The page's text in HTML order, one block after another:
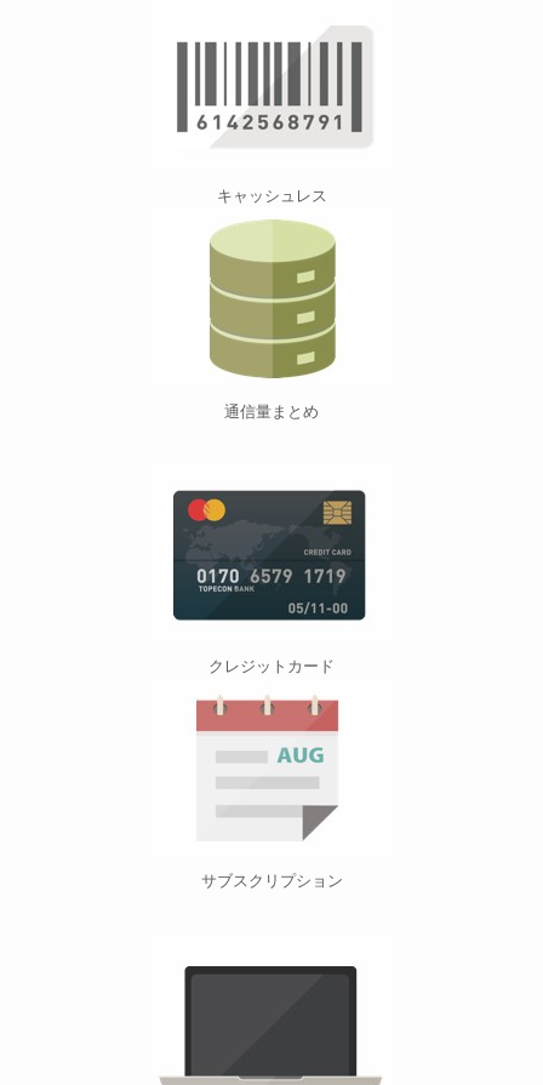
キャッシュレス
通信量まとめ
クレジットカード
サブスクリプション